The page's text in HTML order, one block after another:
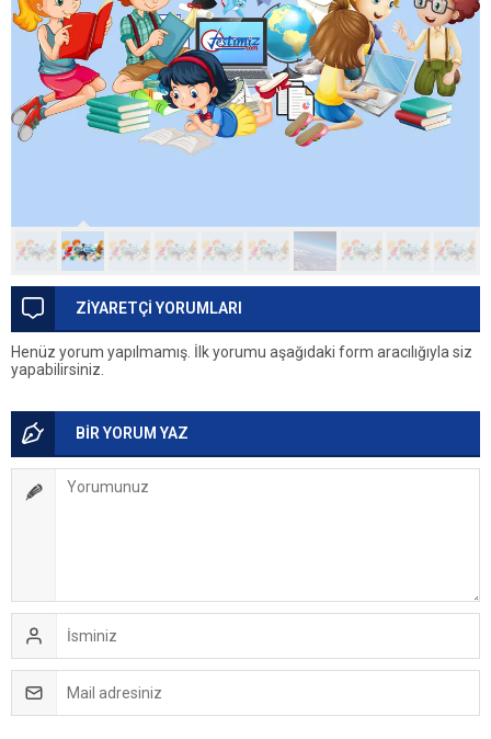
ZİYARETÇİ YORUMLARI
Henüz yorum yapılmamış. İlk yorumu aşağıdaki form aracılığıyla siz
yapabilirsiniz.
BİR YORUM YAZ